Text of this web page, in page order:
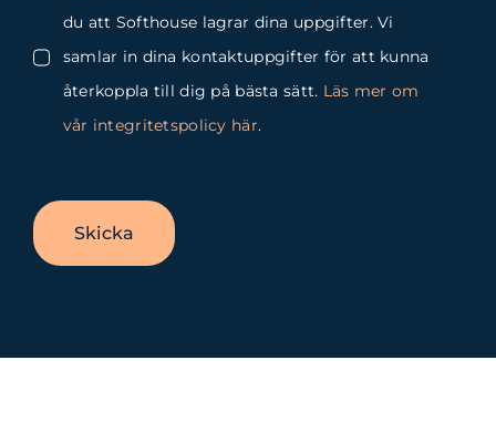
du att Softhouse lagrar dina uppgifter. Vi
samlar in dina kontaktuppgifter för att kunna
återkoppla till dig på bästa sätt. Läs mer om
vår integritetspolicy här.
Skicka